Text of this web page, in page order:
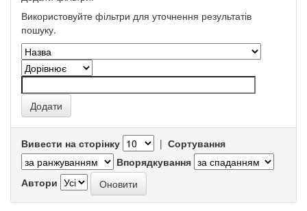
Використовуйте фільтри для уточнення результатів
пошуку.
Вивести на сторінку | Сортування
Впорядкування
Автори